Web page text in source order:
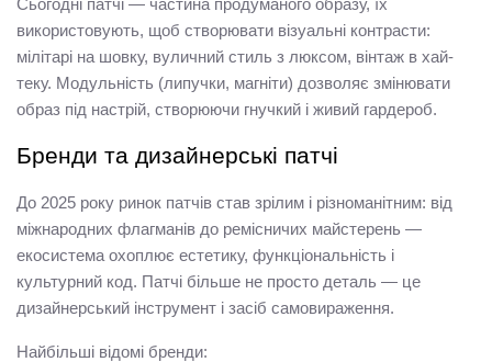
Сьогодні патчі — частина продуманого образу, їх
використовують, щоб створювати візуальні контрасти:
мілітарі на шовку, вуличний стиль з люксом, вінтаж в хай-
теку. Модульність (липучки, магніти) дозволяє змінювати
образ під настрій, створюючи гнучкий і живий гардероб.
Бренди та дизайнерські патчі
До 2025 року ринок патчів став зрілим і різноманітним: від
міжнародних флагманів до ремісничих майстерень —
екосистема охоплює естетику, функціональність і
культурний код. Патчі більше не просто деталь — це
дизайнерський інструмент і засіб самовираження.
Найбільші відомі бренди: